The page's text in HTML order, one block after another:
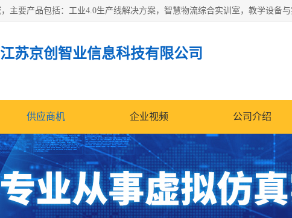
江苏京创智业信息科技有限公司
供应商机 企业视频 公司介绍